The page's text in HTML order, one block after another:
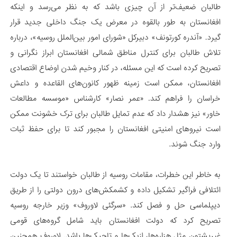
طالبان ضعیف‌تر از آن چیزی باشد که به نظر می‌رسد و اینکه
افغانستان به طور بالقوه در معرض یک جنگ داخلی جدید قرار
گیرد. «آندره کورتونف» دبیرکل «شورای امور بین‌الملل روسیه»، درباره
تلاش طالبان برای کنترل مناطق شمالی افغانستان ابراز نگرانی و
تصریح کرده است که این مسئله، در کنار وخیم شدن اوضاع اقتصادی
افغانستان، ممکن است زمینه ظهور کانون‌های القاعده و داعش
خراسان را فراهم کند. «عمر نصار» کارشناس «موسسه مطالعات
خاور» نیز هشدار داد که عدم تمایل طالبان برای ترک خشونت ممکن
است نیروهای امنیتی افغانستان را مجبور کند تا برای حفظ ثبات
وارد جنگ شوند.
به خاطر این خطرات، مقامات روسیه از طالبان خواستند تا یک دولت
ائتلافی فراگیر تشکیل داده و کشمکش‌های درون دولتی را از طریق
دیپلماسی حل و فصل کند. «سرگئی لاوروف» وزیر خارجه روسیه
تصریح کرد که دولت افغانستان باید شامل گروه‌های قومی